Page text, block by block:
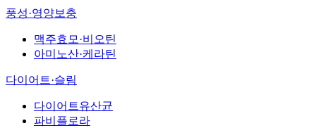
풍성·영양보충
맥주효모·비오틴
아미노산·케라틴
다이어트·슬림
다이어트유산균
파비플로라